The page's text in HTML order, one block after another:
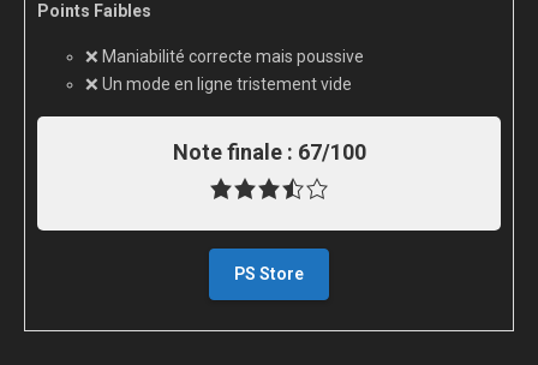
Points Faibles
❌ Maniabilité correcte mais poussive
❌ Un mode en ligne tristement vide
Note finale : 67/100
PS Store